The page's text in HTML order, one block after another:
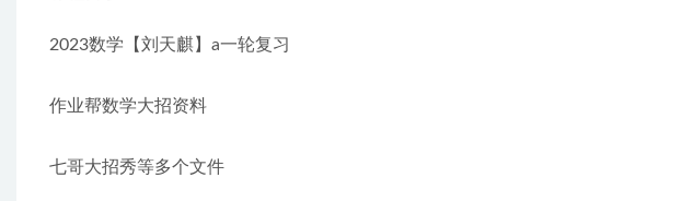
2023数学【刘天麒】a一轮复习
作业帮数学大招资料
七哥大招秀等多个文件